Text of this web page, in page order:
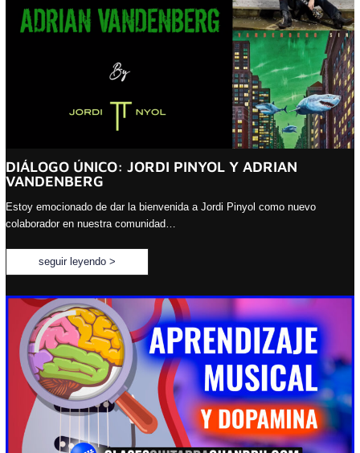
DIÁLOGO ÚNICO: JORDI PINYOL Y ADRIAN
VANDENBERG
Estoy emocionado de dar la bienvenida a Jordi Pinyol como nuevo
colaborador en nuestra comunidad…
seguir leyendo >